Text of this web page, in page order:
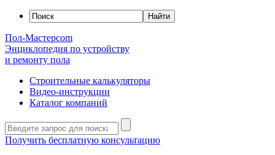
Пол-Мастерcom
Энциклопедия по устройству
и ремонту пола
Строительные калькуляторы
Видео-инструкции
Каталог компаний
Получить бесплатную консультацию